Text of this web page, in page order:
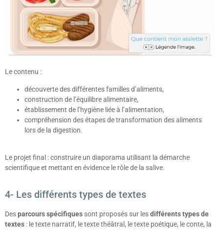
Le contenu :
découverte des différentes familles d’aliments,
construction de l’équilibre alimentaire,
établissement de l’hygiène liée à l’alimentation,
compréhension des étapes de transformation des aliments
lors de la digestion.
Le projet final : construire un diaporama utilisant la démarche
scientifique et mettant en évidence le rôle de la salive.
4- Les différents types de textes
Desparcours spécifiques sont proposés sur lesdifférents types de
textes : le texte narratif, le texte théâtral, le texte poétique, le conte, la